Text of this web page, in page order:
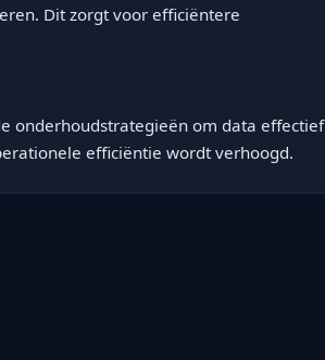
Dit zorgt voor efficiëntere
onderhoudstrategieën om data effectief
efficiëntie wordt verhoogd.